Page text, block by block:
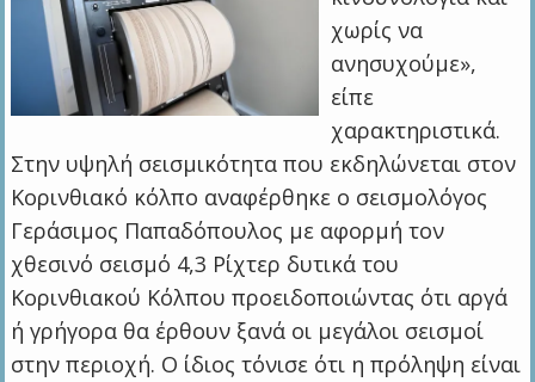
χωρίς να
ανησυχούμε»,
είπε
χαρακτηριστικά.
Στην υψηλή σεισμικότητα που εκδηλώνεται στον
Κορινθιακό κόλπο αναφέρθηκε ο σεισμολόγος
Γεράσιμος Παπαδόπουλος με αφορμή τον
χθεσινό σεισμό 4,3 Ρίχτερ δυτικά του
Κορινθιακού Κόλπου προειδοποιώντας ότι αργά
ή γρήγορα θα έρθουν ξανά οι μεγάλοι σεισμοί
στην περιοχή. Ο ίδιος τόνισε ότι η πρόληψη είναι